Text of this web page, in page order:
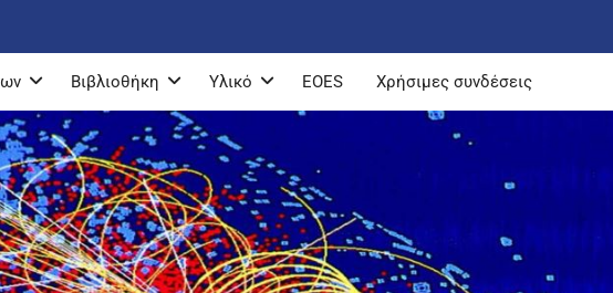
Βιβλιοθήκη Υλικό EOES Χρήσιμες συνδέσεις